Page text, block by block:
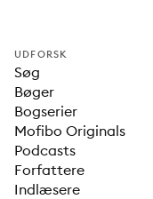
UDFORSK
Søg
Bøger
Bogserier
Mofibo Originals
Podcasts
Forfattere
Indlæsere